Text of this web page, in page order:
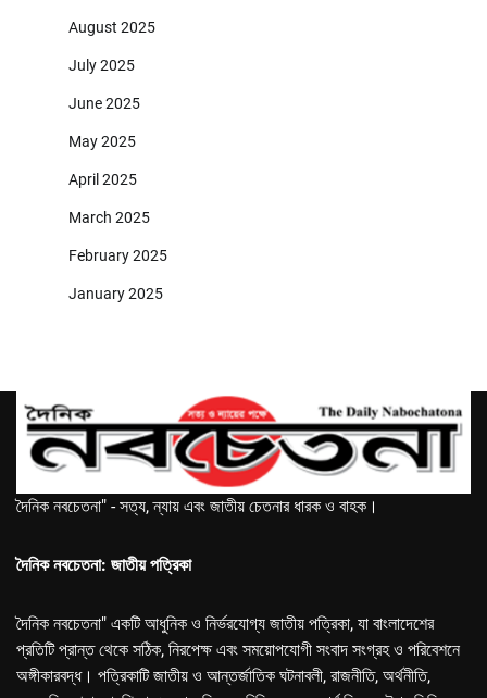
August 2025
July 2025
June 2025
May 2025
April 2025
March 2025
February 2025
January 2025
দৈনিক নবচেতনা" - সত্য, ন্যায় এবং জাতীয় চেতনার ধারক ও বাহক।
দৈনিক নবচেতনা: জাতীয় পত্রিকা
দৈনিক নবচেতনা" একটি আধুনিক ও নির্ভরযোগ্য জাতীয় পত্রিকা, যা বাংলাদেশের
প্রতিটি প্রান্ত থেকে সঠিক, নিরপেক্ষ এবং সময়োপযোগী সংবাদ সংগ্রহ ও পরিবেশনে
অঙ্গীকারবদ্ধ। পত্রিকাটি জাতীয় ও আন্তর্জাতিক ঘটনাবলী, রাজনীতি, অর্থনীতি,